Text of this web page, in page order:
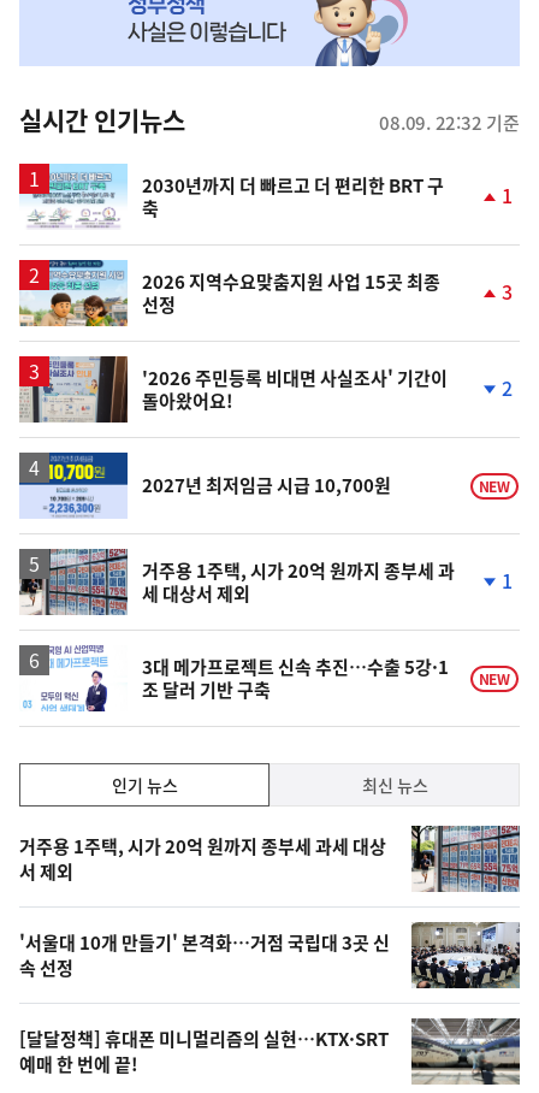
뉴
스
실시간 인기뉴스 08.09. 22:32 기준
2030년까지 더 빠르고 더 편리한 BRT 구
축
계
1
2026 지역수요맞춤지원 사업 15곳 최종
선정
계
3
'2026 주민등록 비대면 사실조사' 기간이
돌아왔어요!
계
락
2
2027년 최저임금 시급 10,700원 NEW
거주용 1주택, 시가 20억 원까지 종부세 과
세 대상서 제외
계
락
1
3대 메가프로젝트 신속 추진…수출 5강·1
조 달러 기반 구축
NEW
기,
최
신,
오
늘
의
영
상
인기 뉴스 최신 뉴스
기
뉴
스
거주용 1주택, 시가 20억 원까지 종부세 과세 대상
서 제외
'서울대 10개 만들기' 본격화…거점 국립대 3곳 신
속 선정
[달달정책] 휴대폰 미니멀리즘의 실현…KTX·SRT
예매 한 번에 끝!